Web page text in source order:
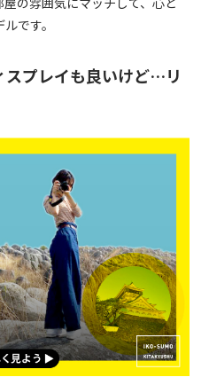
です。
スプレイも良いけど…リ